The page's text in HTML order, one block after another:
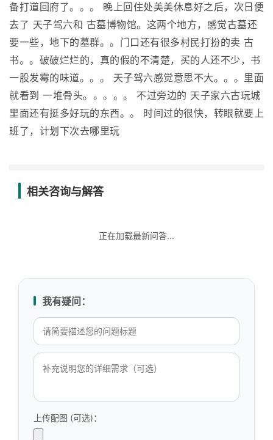
备打道回府了。。。 晚上回住处美美休息好之后，次日便
去了 天子驾六和 古墓博物馆。这两个地方，感觉古墓还
要一些，地下的墓群。。门口还有很多村民打扮的卖 古
书。。破破烂烂的，真的假的不清楚，买的人还不少，书
一股发霉的味道。。。 天子驾六感觉意思不大。。。里面
就看到 一堆骨头。。。。。 不过旁边的 天子家六古玩城
里面还有挺多好玩的东西。。 时间过的很快，转眼就要上
班了，计划下次去哪里玩
相关咨询与解答
正在加载最新问答...
我有疑问：
上传配图 (可选)：